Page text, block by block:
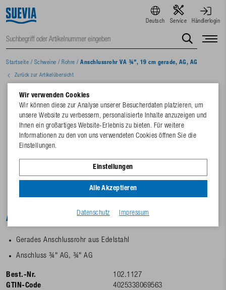
Deutsch Service Händlerlogin
Startseite / Schweine / Rohre / Anschlussrohr VA ¾", 19 cm gerade, AG, AG
Zurück zur Artikelübersicht
Anschlussrohr VA ¾", 19 cm gerade, AG, AG
Gerades Anschlussrohr aus Edelstahl
Anschluss ¾" AG, ¾" AG
Best.-Nr.
102.1127
GTIN-Code
4025338069563
Wir verwenden Cookies
Wir können diese zur Analyse unserer Besucherdaten platzieren, um
unsere Website zu verbessern, personalisierte Inhalte anzuzeigen und
Ihnen ein großartiges Website-Erlebnis zu bieten. Für weitere
Informationen zu den von uns verwendeten Cookies öffnen Sie die
Einstellungen.
Einstellungen
Alle Akzeptieren
Datenschutz Impressum